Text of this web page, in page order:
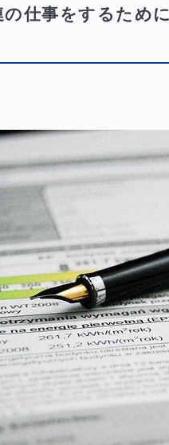
の仕事をするため